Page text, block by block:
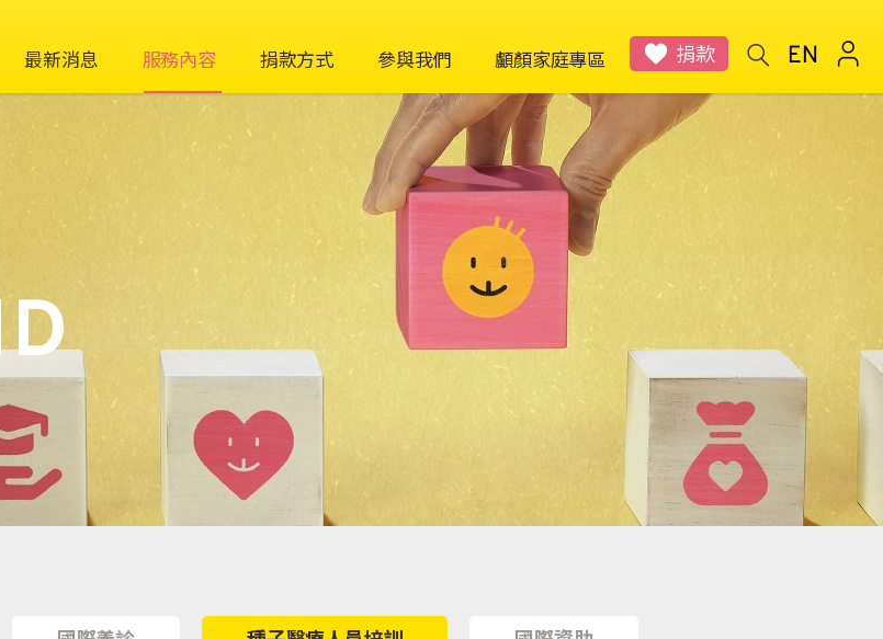
最新消息 服務內容 捐款方式 參與我們 顱顏家庭專區 捐款